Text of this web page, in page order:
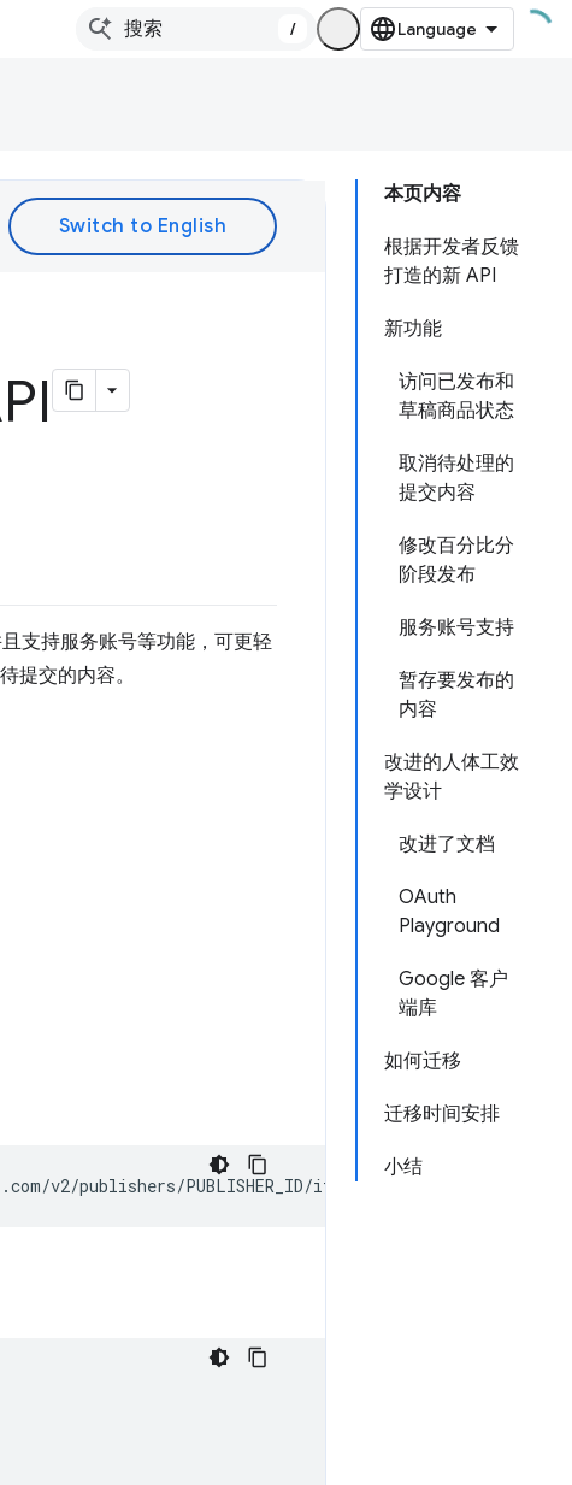
/
本页内容
根据开发者反馈
打造的新 API
新功能
访问已发布和
草稿商品状态
取消待处理的
提交内容
修改百分比分
阶段发布
服务账号支持
暂存要发布的
内容
改进的人体工效
学设计
改进了文档
OAuth
Playground
Google 客户
端库
如何迁移
迁移时间安排
小结
支持服务账号等功能，可更轻
提交的内容。